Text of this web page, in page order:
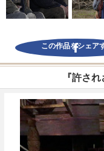
この作品をシェア
『許さ